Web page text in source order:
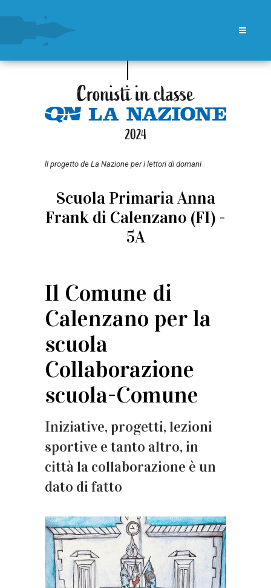
ll progetto de La Nazione per i lettori di domani
Scuola Primaria Anna
Frank di Calenzano (FI) -
5A
Il Comune di
Calenzano per la
scuola
Collaborazione
scuola-Comune
Iniziative, progetti, lezioni
sportive e tanto altro, in
città la collaborazione è un
dato di fatto